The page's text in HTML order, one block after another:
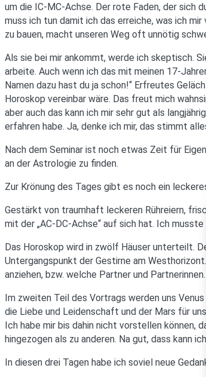
um die IC-MC-Achse. Der rote Faden, der sich
muss ich tun damit ich das erreiche, was ich
zu bauen, macht unseren Weg oft unnötig
Als sie bei mir ankommt, werde ich skeptisch.
arbeite. Auch wenn ich das mit meinen 17-
Namen dazu hast du ja schon!“ Erfreutes
Horoskop vereinbar wäre. Das freut mich
aber auch das kann ich mir sehr gut als
erfahren habe. Ja, denke ich mir, das stimmt
Nach dem Seminar ist noch etwas Zeit für
an der Astrologie zu finden.
Zur Krönung des Tages gibt es noch ein
Gestärkt von traumhaft leckeren Rühreiern,
mit der „AC-DC-Achse“ auf sich hat. Ich
Das Horoskop wird in zwölf Häuser unterteilt.
Untergangspunkt der Gestirne am
anziehen, bzw. welche Partner und
Im zweiten Teil des Vortrags werden uns
die Liebe und Leidenschaft und der Mars für
Ich habe mir bis dahin nicht vorstellen können,
hingezogen als zu anderen. Na gut, dass kann
In diesen drei Tagen habe ich soviel neue